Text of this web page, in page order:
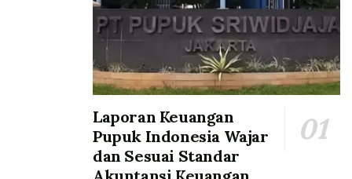
Laporan Keuangan
Pupuk Indonesia Wajar
dan Sesuai Standar